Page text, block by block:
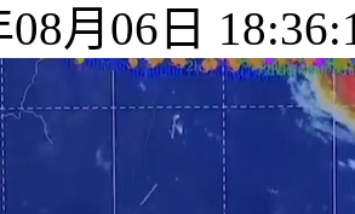
08月06日